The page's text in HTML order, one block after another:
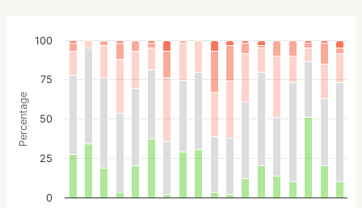
Percentage
0
25
50
75
100